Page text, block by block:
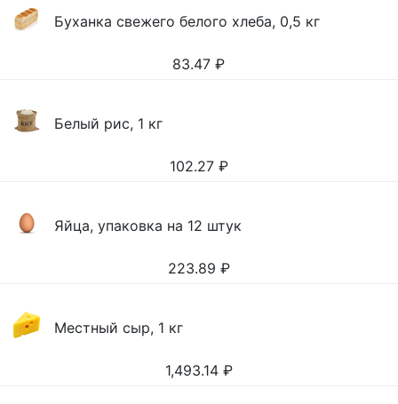
Буханка свежего белого хлеба, 0,5 кг
83.47 ₽
Белый рис, 1 кг
102.27 ₽
Яйца, упаковка на 12 штук
223.89 ₽
Местный сыр, 1 кг
1,493.14 ₽